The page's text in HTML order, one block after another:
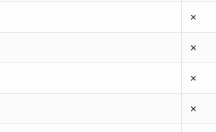
✗
✗
✗
✗